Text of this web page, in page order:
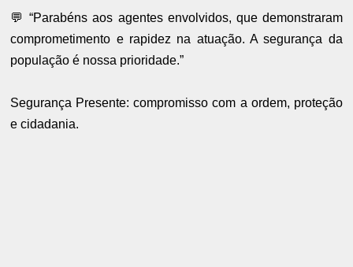
💬 “Parabéns aos agentes envolvidos, que demonstraram
comprometimento e rapidez na atuação. A segurança da
população é nossa prioridade.”
Segurança Presente: compromisso com a ordem, proteção
e cidadania.